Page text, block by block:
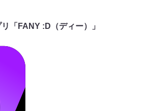
「FANY :D（ディー）」